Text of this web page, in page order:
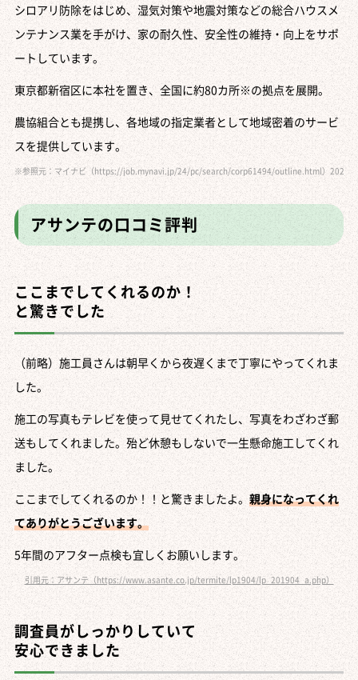
シロアリ防除をはじめ、湿気対策や地震対策などの総合ハウスメ
ンテナンス業を手がけ、家の耐久性、安全性の維持・向上をサポ
ートしています。
東京都新宿区に本社を置き、全国に約80カ所※の拠点を展開。
農協組合とも提携し、各地域の指定業者として地域密着のサービ
スを提供しています。
※参照元：マイナビ（https://job.mynavi.jp/24/pc/search/corp61494/outline.html）2023年
アサンテの口コミ評判
ここまでしてくれるのか！
と驚きでした
（前略）施工員さんは朝早くから夜遅くまで丁寧にやってくれま
した。
施工の写真もテレビを使って見せてくれたし、写真をわざわざ郵
送もしてくれました。殆ど休憩もしないで一生懸命施工してくれ
ました。
ここまでしてくれるのか！！と驚きましたよ。親身になってくれ
てありがとうございます。
5年間のアフター点検も宜しくお願いします。
引用元：アサンテ（https://www.asante.co.jp/termite/lp1904/lp_201904_a.php）
調査員がしっかりしていて
安心できました